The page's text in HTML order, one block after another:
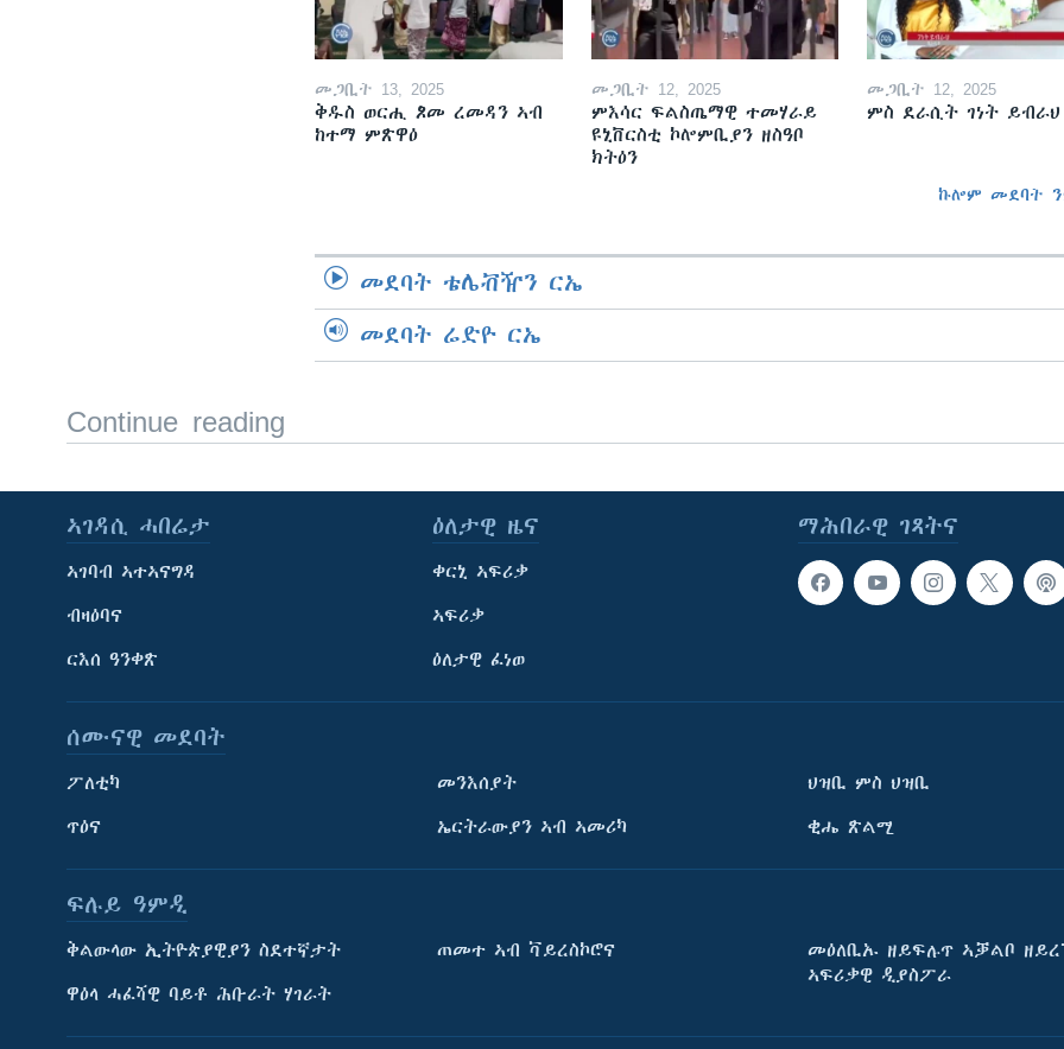
ትምህርቲ እንግሊዝኛ
ማሕበራዊ ገጻትና
መጋቢት 13, 2025
ቅዱስ ወርሒ ጾመ ረመዳን ኣብ
ከተማ ምጽዋዕ
መጋቢት 12, 2025
ምእሳር ፍልስጤማዊ ተመሃራይ
ዩኒቨርስቲ ኮሎምቢያን ዘስዓቦ
ክትዕን
መጋቢት 12, 2025
ምስ ደራሲት ገነት ይብራህ
ኩሎም መደባት
መደባት ቴሌቭዥን ርኤ
መደባት ሬድዮ ርኤ
Continue reading
ማሕበራዊ ገጻትና
ኣገዳሲ ሓበሬታ
ኣገባብ ኣተኣናግዳ
ብዛዕባና
ርእሰ ዓንቀጽ
ዕለታዊ ዜና
ቀርኒ ኣፍሪቃ
ኣፍሪቃ
ዕለታዊ ፈነወ
ሰሙናዊ መደባት
ፖለቲካ
ጥዕና
መንእሰያት
ኤርትራውያን ኣብ ኣመሪካ
ህዝቢ ምስ ህዝቢ
ቂሔ ጽልሚ
ፍሉይ ዓምዲ
ቅልውላው ኢትዮጵያዊያን ስደተኛታት
ዋዕላ ሓፈሻዊ ባይቶ ሕቡራት ሃገራት
ጠመተ ኣብ ቫይረስኮሮና
መዕለቢኡ ዘይፍሉጥ ኣቓልቦ
ኣፍሪቃዊ ዲያስፖራ